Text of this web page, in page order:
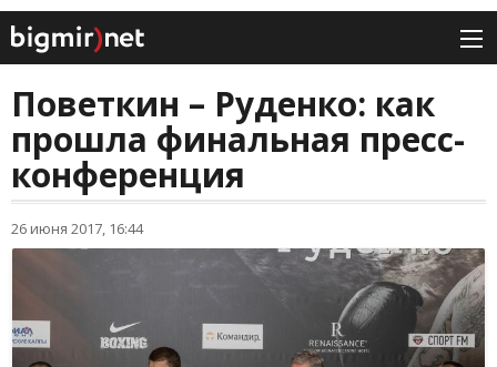
Поветкин – Руденко: как
прошла финальная пресс-
конференция
26 июня 2017, 16:44